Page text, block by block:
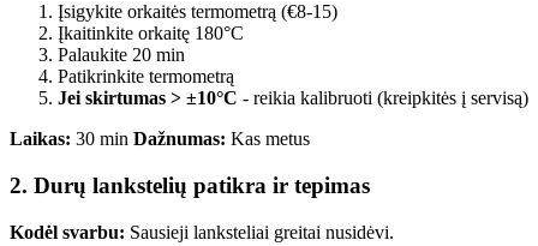
Įsigykite orkaitės termometrą (€8-15)
Įkaitinkite orkaitę 180°C
Palaukite 20 min
Patikrinkite termometrą
Jei skirtumas > ±10°C - reikia kalibruoti (kreipkitės į servisą)
Laikas: 30 min Dažnumas: Kas metus
2. Durų lankstelių patikra ir tepimas
Kodėl svarbu: Sausieji lanksteliai greitai nusidėvi.